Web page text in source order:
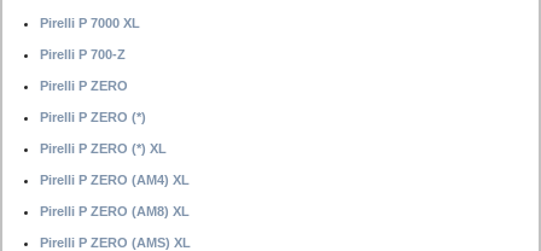
Pirelli P 7000 XL
Pirelli P 700-Z
Pirelli P ZERO
Pirelli P ZERO (*)
Pirelli P ZERO (*) XL
Pirelli P ZERO (AM4) XL
Pirelli P ZERO (AM8) XL
Pirelli P ZERO (AMS) XL